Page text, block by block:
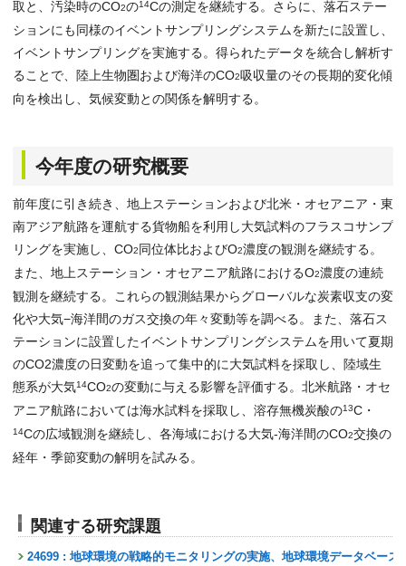
取と、汚染時のCO2の14Cの測定を継続する。さらに、落石ステー
ションにも同様のイベントサンプリングシステムを新たに設置し、
イベントサンプリングを実施する。得られたデータを統合し解析す
ることで、陸上生物圏および海洋のCO2吸収量のその長期的変化傾
向を検出し、気候変動との関係を解明する。
今年度の研究概要
前年度に引き続き、地上ステーションおよび北米・オセアニア・東
南アジア航路を運航する貨物船を利用し大気試料のフラスコサンプ
リングを実施し、CO2同位体比およびO2濃度の観測を継続する。
また、地上ステーション・オセアニア航路におけるO2濃度の連続
観測を継続する。これらの観測結果からグローバルな炭素収支の変
化や大気−海洋間のガス交換の年々変動等を調べる。また、落石ス
テーションに設置したイベントサンプリングシステムを用いて夏期
のCO2濃度の日変動を追って集中的に大気試料を採取し、陸域生
態系が大気14CO2の変動に与える影響を評価する。北米航路・オセ
アニア航路においては海水試料を採取し、溶存無機炭酸の13C・
14Cの広域観測を継続し、各海域における大気-海洋間のCO2交換の
経年・季節変動の解明を試みる。
関連する研究課題
24699 : 地球環境の戦略的モニタリングの実施、地球環境データベース